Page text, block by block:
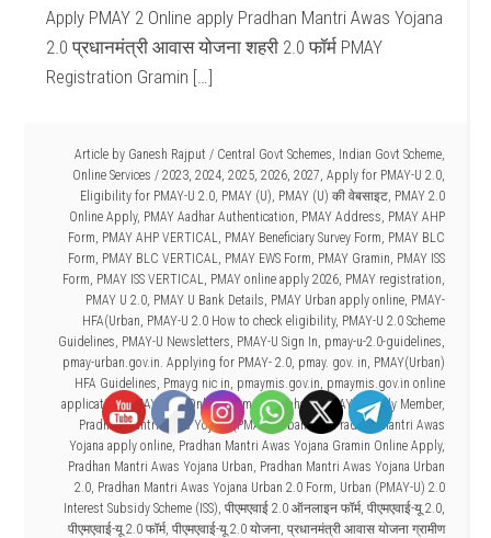
Apply PMAY 2 Online apply Pradhan Mantri Awas Yojana
2.0 प्रधानमंत्री आवास योजना शहरी 2.0 फॉर्म PMAY
Registration Gramin […]
Article by Ganesh Rajput / Central Govt Schemes, Indian Govt Scheme,
Online Services / 2023, 2024, 2025, 2026, 2027, Apply for PMAY-U 2.0,
Eligibility for PMAY-U 2.0, PMAY (U), PMAY (U) की वेबसाइट, PMAY 2.0
Online Apply, PMAY Aadhar Authentication, PMAY Address, PMAY AHP
Form, PMAY AHP VERTICAL, PMAY Beneficiary Survey Form, PMAY BLC
Form, PMAY BLC VERTICAL, PMAY EWS Form, PMAY Gramin, PMAY ISS
Form, PMAY ISS VERTICAL, PMAY online apply 2026, PMAY registration,
PMAY U 2.0, PMAY U Bank Details, PMAY Urban apply online, PMAY-
HFA(Urban, PMAY-U 2.0 How to check eligibility, PMAY-U 2.0 Scheme
Guidelines, PMAY-U Newsletters, PMAY-U Sign In, pmay-u-2.0-guidelines,
pmay-urban.gov.in. Applying for PMAY- 2.0, pmay. gov. in, PMAY(Urban)
HFA Guidelines, Pmayg nic in, pmaymis.gov.in, pmaymis.gov.in online
application,PMAYU 2.0 Online Form kaise bhare,PMAYU Family Member,
Pradhan Mantri Awas Yojana (PMAY)-Urban 2.0,Pradhan Mantri Awas
Yojana apply online, Pradhan Mantri Awas Yojana Gramin Online Apply,
Pradhan Mantri Awas Yojana Urban, Pradhan Mantri Awas Yojana Urban
2.0, Pradhan Mantri Awas Yojana Urban 2.0 Form, Urban (PMAY-U) 2.0
Interest Subsidy Scheme (ISS), पीएमएवाई 2.0 ऑनलाइन फॉर्म, पीएमएवाई-यू 2.0,
पीएमएवाई-यू 2.0 फॉर्म, पीएमएवाई-यू 2.0 योजना, प्रधानमंत्री आवास योजना ग्रामीण